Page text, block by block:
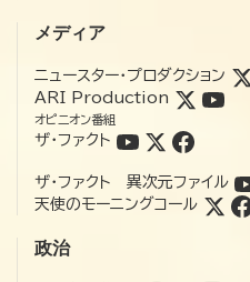
メディア
ニュースター・プロダクション
ARI Production
オピニオン番組
ザ・ファクト
ザ・ファクト 異次元ファイル
天使のモーニングコール
政治